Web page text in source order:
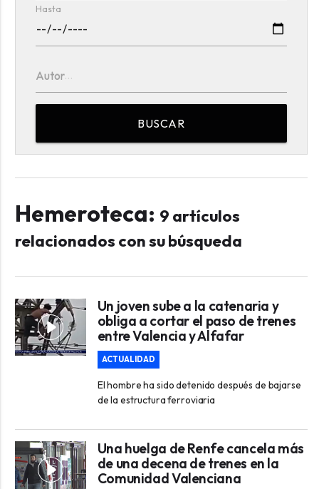
Hasta
Autor
BUSCAR
Hemeroteca: 9 artículos
relacionados con su búsqueda
Un joven sube a la catenaria y
obliga a cortar el paso de trenes
entre Valencia y Alfafar
ACTUALIDAD
El hombre ha sido detenido después de bajarse
de la estructura ferroviaria
Una huelga de Renfe cancela más
de una decena de trenes en la
Comunidad Valenciana